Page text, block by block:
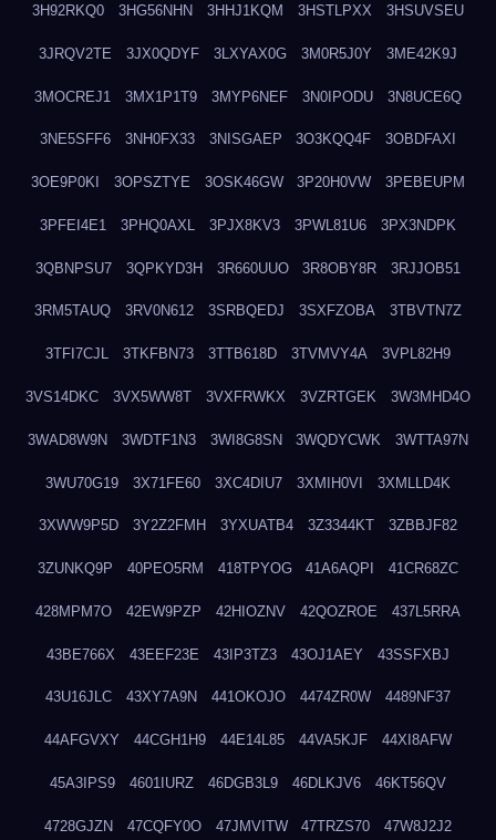
3H92RKQ0 3HG56NHN 3HHJ1KQM 3HSTLPXX 3HSUVSEU
3JRQV2TE 3JX0QDYF 3LXYAX0G 3M0R5J0Y 3ME42K9J
3MOCREJ1 3MX1P1T9 3MYP6NEF 3N0IPODU 3N8UCE6Q
3NE5SFF6 3NH0FX33 3NISGAEP 3O3KQQ4F 3OBDFAXI
3OE9P0KI 3OPSZTYE 3OSK46GW 3P20H0VW 3PEBEUPM
3PFEI4E1 3PHQ0AXL 3PJX8KV3 3PWL81U6 3PX3NDPK
3QBNPSU7 3QPKYD3H 3R660UUO 3R8OBY8R 3RJJOB51
3RM5TAUQ 3RV0N612 3SRBQEDJ 3SXFZOBA 3TBVTN7Z
3TFI7CJL 3TKFBN73 3TTB618D 3TVMVY4A 3VPL82H9
3VS14DKC 3VX5WW8T 3VXFRWKX 3VZRTGEK 3W3MHD4O
3WAD8W9N 3WDTF1N3 3WI8G8SN 3WQDYCWK 3WTTA97N
3WU70G19 3X71FE60 3XC4DIU7 3XMIH0VI 3XMLLD4K
3XWW9P5D 3Y2Z2FMH 3YXUATB4 3Z3344KT 3ZBBJF82
3ZUNKQ9P 40PEO5RM 418TPYOG 41A6AQPI 41CR68ZC
428MPM7O 42EW9PZP 42HIOZNV 42QOZROE 437L5RRA
43BE766X 43EEF23E 43IP3TZ3 43OJ1AEY 43SSFXBJ
43U16JLC 43XY7A9N 441OKOJO 4474ZR0W 4489NF37
44AFGVXY 44CGH1H9 44E14L85 44VA5KJF 44XI8AFW
45A3IPS9 4601IURZ 46DGB3L9 46DLKJV6 46KT56QV
4728GJZN 47CQFY0O 47JMVITW 47TRZS70 47W8J2J2